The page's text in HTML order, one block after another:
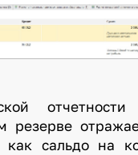
резерве
как сальдо на